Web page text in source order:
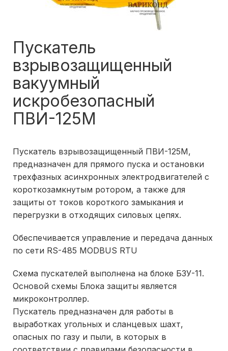
Пускатель
взрывозащищенный
вакуумный
искробезопасный
ПВИ-125М
Пускатель взрывозащищенный ПВИ-125М,
предназначен для прямого пуска и остановки
трехфазных асинхронных электродвигателей с
короткозамкнутым ротором, а также для
защиты от токов короткого замыкания и
перегрузки в отходящих силовых цепях.
Обеспечивается управление и передача данных
по сети RS-485 MODBUS RTU
Схема пускателей выполнена на блоке БЗУ-11.
Основой схемы Блока защиты является
микроконтроллер.
Пускатель предназначен для работы в
выработках угольных и сланцевых шахт,
опасных по газу и пыли, в которых в